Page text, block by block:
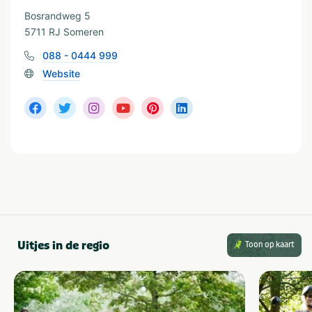
Actief & outdoor
Kids & familie
Provincie(s) en streek
Noord-Brabant
Bosrandweg 5
5711 RJ Someren
088 - 0444 999
Website
Uitjes in de regio Toon op kaart